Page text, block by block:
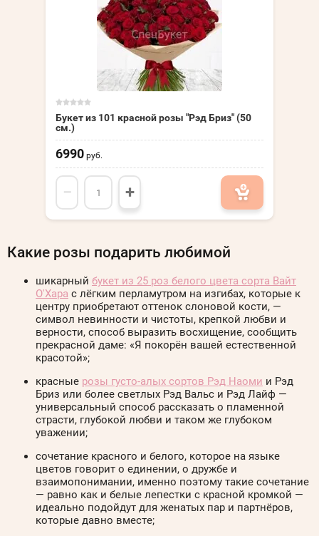
Букет из 101 красной розы "Рэд Бриз" (50
см.)
6990 руб.
− +
Какие розы подарить любимой
шикарный букет из 25 роз белого цвета сорта Вайт
О'Хара с лёгким перламутром на изгибах, которые к
центру приобретают оттенок слоновой кости, —
символ невинности и чистоты, крепкой любви и
верности, способ выразить восхищение, сообщить
прекрасной даме: «Я покорён вашей естественной
красотой»;
красные розы густо-алых сортов Рэд Наоми и Рэд
Бриз или более светлых Рэд Вальс и Рэд Лайф —
универсальный способ рассказать о пламенной
страсти, глубокой любви и таком же глубоком
уважении;
сочетание красного и белого, которое на языке
цветов говорит о единении, о дружбе и
взаимопонимании, именно поэтому такие сочетание
— равно как и белые лепестки с красной кромкой —
идеально подойдут для женатых пар и партнёров,
которые давно вместе;